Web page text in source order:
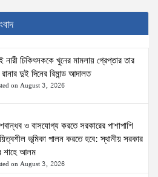
নারী চিকিৎসককে খুনের মামলায় গ্রেপ্তার তার
দুই দিনের রিমান্ড আদালত
on August 3, 2026
ও বাসযোগ্য করতে সরকারের পাশাপাশি
ভূমিকা পালন করতে হবে: স্থানীয় সরকার
শাহে আলম
on August 3, 2026